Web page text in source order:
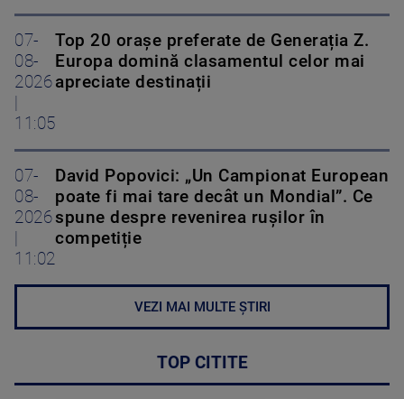
07-
08-
2026
11:05
Top 20 orașe preferate de Generația Z.
Europa domină clasamentul celor mai
apreciate destinații
07-
08-
2026
11:02
David Popovici: „Un Campionat European
poate fi mai tare decât un Mondial”. Ce
spune despre revenirea rușilor în
competiție
VEZI MAI MULTE ȘTIRI
TOP CITITE